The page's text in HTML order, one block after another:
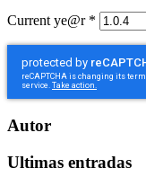
Current ye@r *
Autor
Ultimas entradas